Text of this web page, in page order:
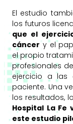
El estudio
los futuros
que el
cáncery el
el propio
profesionales
ejercicio a las
paciente. Una
los resultados,
Hospital La
este estudio